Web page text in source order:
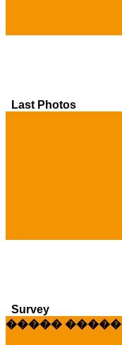
Last Photos
Survey
�����